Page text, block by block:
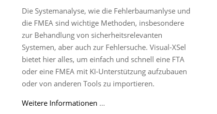
Die Systemanalyse, wie die Fehlerbaumanlyse und
die FMEA sind wichtige Methoden, insbesondere
zur Behandlung von sicherheitsrelevanten
Systemen, aber auch zur Fehlersuche. Visual-XSel
bietet hier alles, um einfach und schnell eine FTA
oder eine FMEA mit KI-Unterstützung aufzubauen
oder von anderen Tools zu importieren.
Weitere Informationen …